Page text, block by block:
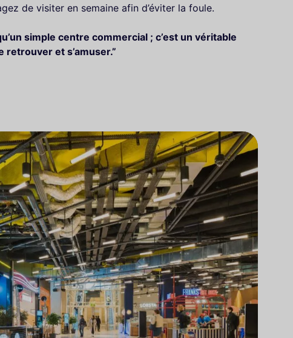
de visiter en semaine afin d’éviter la foule.
simple centre commercial ; c’est un véritable
et s’amuser.”